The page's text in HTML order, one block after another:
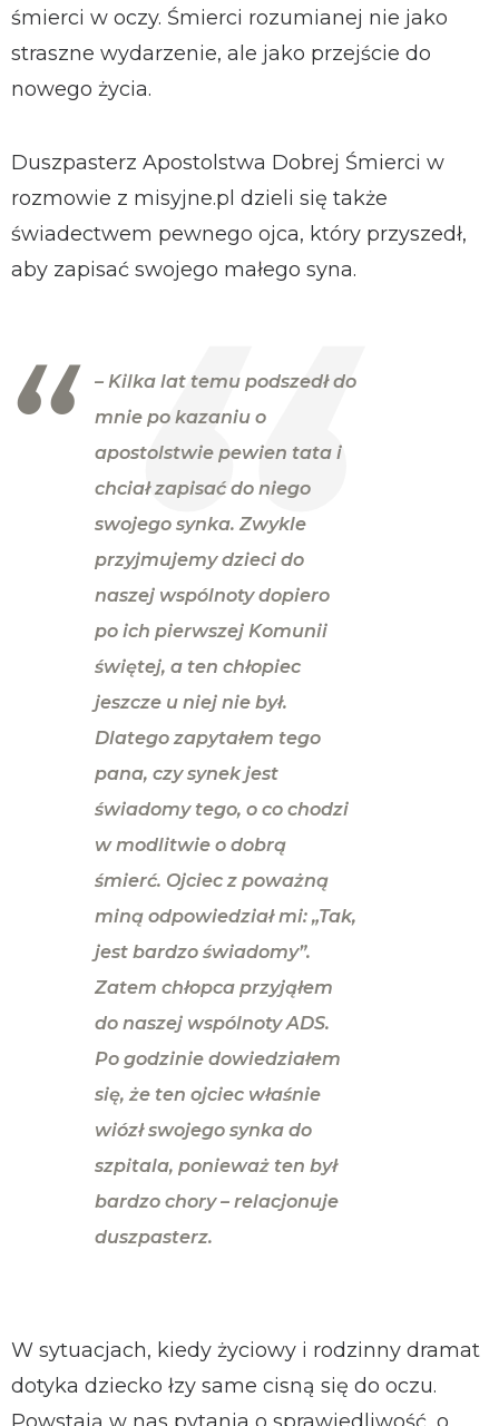
śmierci w oczy. Śmierci rozumianej nie jako
straszne wydarzenie, ale jako przejście do
nowego życia.
Duszpasterz Apostolstwa Dobrej Śmierci w
rozmowie z misyjne.pl dzieli się także
świadectwem pewnego ojca, który przyszedł,
aby zapisać swojego małego syna.
– Kilka lat temu podszedł do
mnie po kazaniu o
apostolstwie pewien tata i
chciał zapisać do niego
swojego synka. Zwykle
przyjmujemy dzieci do
naszej wspólnoty dopiero
po ich pierwszej Komunii
świętej, a ten chłopiec
jeszcze u niej nie był.
Dlatego zapytałem tego
pana, czy synek jest
świadomy tego, o co chodzi
w modlitwie o dobrą
śmierć. Ojciec z poważną
miną odpowiedział mi: „Tak,
jest bardzo świadomy”.
Zatem chłopca przyjąłem
do naszej wspólnoty ADS.
Po godzinie dowiedziałem
się, że ten ojciec właśnie
wiózł swojego synka do
szpitala, ponieważ ten był
bardzo chory – relacjonuje
duszpasterz.
W sytuacjach, kiedy życiowy i rodzinny dramat
dotyka dziecko łzy same cisną się do oczu.